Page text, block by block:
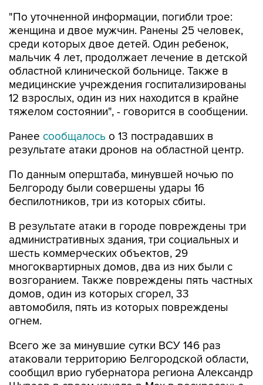
"По уточненной информации, погибли трое:
женщина и двое мужчин. Ранены 25 человек,
среди которых двое детей. Один ребенок,
мальчик 4 лет, продолжает лечение в детской
областной клинической больнице. Также в
медицинские учреждения госпитализированы
12 взрослых, один из них находится в крайне
тяжелом состоянии", - говорится в сообщении.
Ранее сообщалось о 13 пострадавших в
результате атаки дронов на областной центр.
По данным оперштаба, минувшей ночью по
Белгороду были совершены удары 16
беспилотников, три из которых сбиты.
В результате атаки в городе повреждены три
административных здания, три социальных и
шесть коммерческих объектов, 29
многоквартирных домов, два из них были с
возгоранием. Также повреждены пять частных
домов, один из которых сгорел, 33
автомобиля, пять из которых повреждены
огнем.
Всего же за минувшие сутки ВСУ 146 раз
атаковали территорию Белгородской области,
сообщил врио губернатора региона Александр